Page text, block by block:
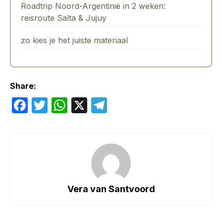
Roadtrip Noord-Argentinië in 2 weken:
reisroute Salta & Jujuy
zo kies je het juiste materiaal
Share:
F
T
W
p
X
gr
a
m
Vera van Santvoord